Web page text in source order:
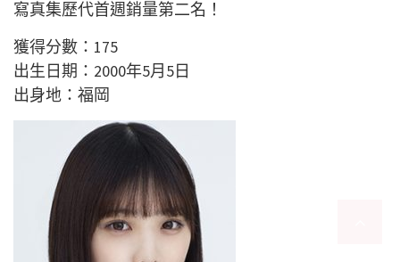
寫真集歷代首週銷量第二名！
獲得分數：175
出生日期：2000年5月5日
出身地：福岡